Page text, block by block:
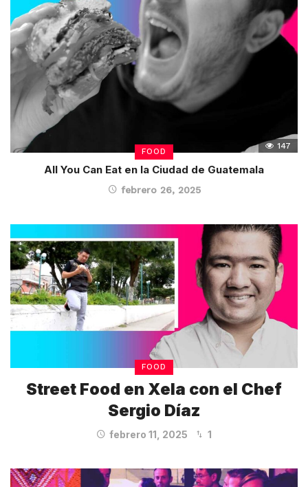
FOOD
147
All You Can Eat en la Ciudad de Guatemala
febrero 26, 2025
FOOD
Street Food en Xela con el Chef
Sergio Díaz
febrero 11, 2025 1